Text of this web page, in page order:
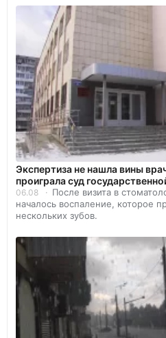
Экспертиза не нашла вины
проиграла суд
06.08
После визита в
началось воспаление, которое
нескольких зубов.